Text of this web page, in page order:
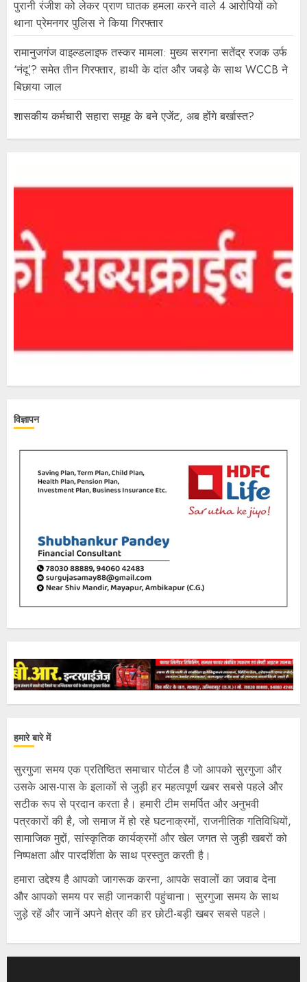
पुरानी रंजीश को लेकर प्राण घातक हमला करने वाले 4 आरोपियों को
थाना प्रेमनगर पुलिस ने किया गिरफ्तार
रामानुजगंज वाइल्डलाइफ तस्कर मामला: मुख्य सरगना सतेंद्र रजक उर्फ
‘नंदू’? समेत तीन गिरफ्तार, हाथी के दांत और जबड़े के साथ WCCB ने
बिछाया जाल
शासकीय कर्मचारी सहारा समूह के बने एजेंट, अब होंगे बर्खास्त?
विज्ञापन
हमारे बारे में
सुरगुजा समय एक प्रतिष्ठित समाचार पोर्टल है जो आपको सुरगुजा और
उसके आस-पास के इलाकों से जुड़ी हर महत्वपूर्ण खबर सबसे पहले और
सटीक रूप से प्रदान करता है। हमारी टीम समर्पित और अनुभवी
पत्रकारों की है, जो समाज में हो रहे घटनाक्रमों, राजनीतिक गतिविधियों,
सामाजिक मुद्दों, सांस्कृतिक कार्यक्रमों और खेल जगत से जुड़ी खबरों को
निष्पक्षता और पारदर्शिता के साथ प्रस्तुत करती है।
हमारा उद्देश्य है आपको जागरूक करना, आपके सवालों का जवाब देना
और आपको समय पर सही जानकारी पहुंचाना। सुरगुजा समय के साथ
जुड़े रहें और जानें अपने क्षेत्र की हर छोटी-बड़ी खबर सबसे पहले।